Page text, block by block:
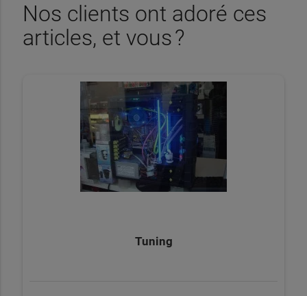
Nos clients ont adoré ces
articles, et vous ?
Tuning